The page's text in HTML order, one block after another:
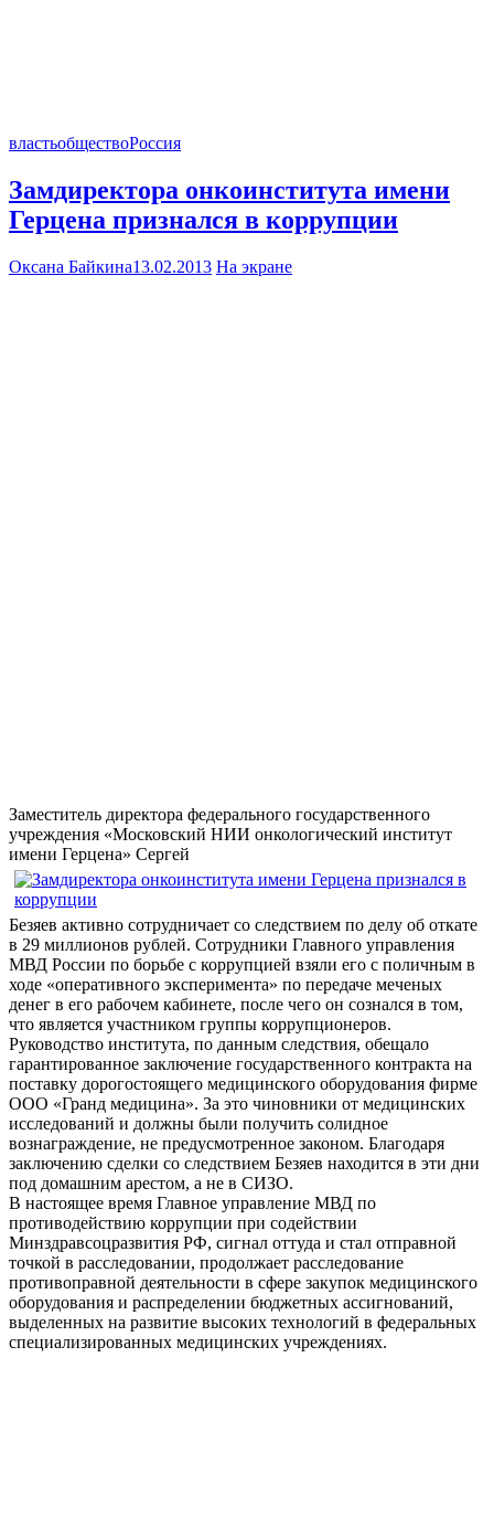
властьобществоРоссия
Замдиректора онкоинститута имени
Герцена признался в коррупции
Оксана Байкина13.02.2013 На экране
Заместитель директора федерального государственного
учреждения «Московский НИИ онкологический институт
имени Герцена» Сергей
Безяев активно сотрудничает со следствием по делу об откате
в 29 миллионов рублей. Сотрудники Главного управления
МВД России по борьбе с коррупцией взяли его с поличным в
ходе «оперативного эксперимента» по передаче меченых
денег в его рабочем кабинете, после чего он сознался в том,
что является участником группы коррупционеров.
Руководство института, по данным следствия, обещало
гарантированное заключение государственного контракта на
поставку дорогостоящего медицинского оборудования фирме
ООО «Гранд медицина». За это чиновники от медицинских
исследований и должны были получить солидное
вознаграждение, не предусмотренное законом. Благодаря
заключению сделки со следствием Безяев находится в эти дни
под домашним арестом, а не в СИЗО.
В настоящее время Главное управление МВД по
противодействию коррупции при содействии
Минздравсоцразвития РФ, сигнал оттуда и стал отправной
точкой в расследовании, продолжает расследование
противоправной деятельности в сфере закупок медицинского
оборудования и распределении бюджетных ассигнований,
выделенных на развитие высоких технологий в федеральных
специализированных медицинских учреждениях.